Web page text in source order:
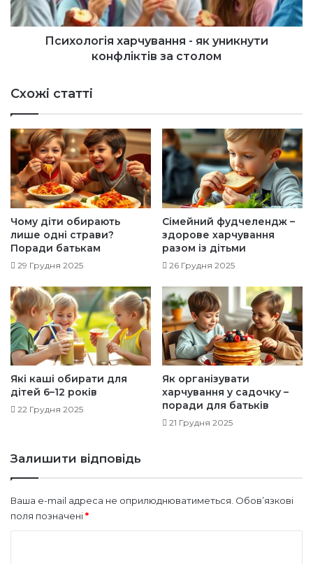
к
о
т
е
р
о
-
щ
о
р
з
н
а
т
и
г
і
ч
у
в
а
н
я
-
я
к
у
н
к
н
у
т
и
к
о
н
ф
т
і
в
Психологія харчування - як уникнути
конфліктів за столом
Схожі статті
Чому діти обирають
лише одні страви?
Поради батькам
29 Грудня 2025
Сімейний фудчелендж –
здорове харчування
разом із дітьми
26 Грудня 2025
Які каші обирати для
дітей 6–12 років
22 Грудня 2025
Як організувати
харчування у садочку –
поради для батьків
21 Грудня 2025
Залишити відповідь
Ваша e-mail адреса не оприлюднюватиметься. Обов’язкові
поля позначені*